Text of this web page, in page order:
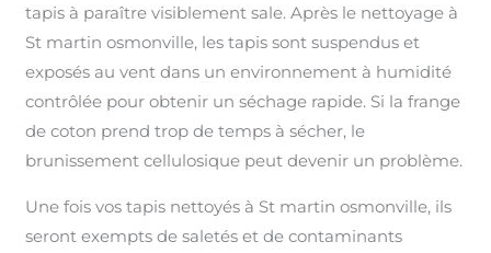
tapis à paraître visiblement sale. Après le nettoyage à
St martin osmonville, les tapis sont suspendus et
exposés au vent dans un environnement à humidité
contrôlée pour obtenir un séchage rapide. Si la frange
de coton prend trop de temps à sécher, le
brunissement cellulosique peut devenir un problème.
Une fois vos tapis nettoyés à St martin osmonville, ils
seront exempts de saletés et de contaminants